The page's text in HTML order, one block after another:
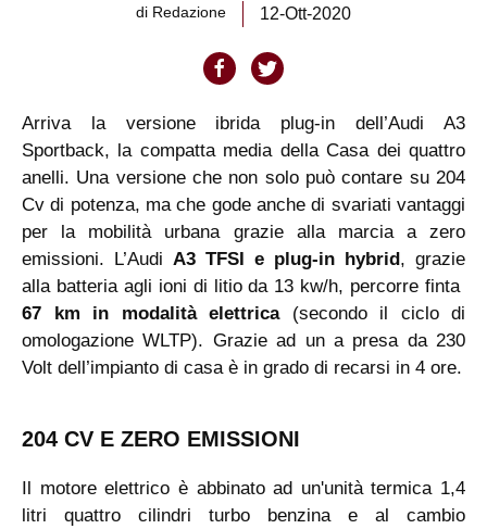
di Redazione 12-Ott-2020
Arriva la versione ibrida plug-in dell’Audi A3
Sportback, la compatta media della Casa dei quattro
anelli. Una versione che non solo può contare su 204
Cv di potenza, ma che gode anche di svariati vantaggi
per la mobilità urbana grazie alla marcia a zero
emissioni. L’Audi A3 TFSI e plug-in hybrid, grazie
alla batteria agli ioni di litio da 13 kw/h, percorre finta
67 km in modalità elettrica(secondo il ciclo di
omologazione WLTP). Grazie ad un a presa da 230
Volt dell’impianto di casa è in grado di recarsi in 4 ore.
204 CV E ZERO EMISSIONI
Il motore elettrico è abbinato ad un'unità termica 1,4
litri quattro cilindri turbo benzina e al cambio